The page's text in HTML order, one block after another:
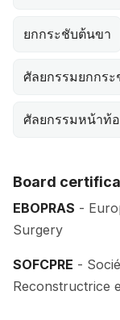
ยกกระชับต้นขา
ศัลยกรรมยกกร
ศัลยกรรมหน้าท้
Board
EBOPRAS -
Surgery
SOFCPRE -
Reconstructrice